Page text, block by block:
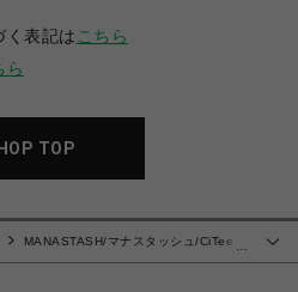
く表記は こちら
ら
TOP
…
MANASTASH/マナスタッシュ/CiTee